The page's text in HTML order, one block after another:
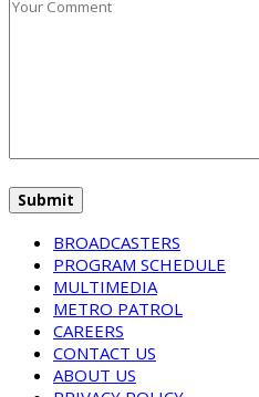
BROADCASTERS
PROGRAM SCHEDULE
MULTIMEDIA
METRO PATROL
CAREERS
CONTACT US
ABOUT US